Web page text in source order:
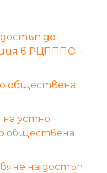
до
в РЦПППО –
обществена
устно
обществена
на достъп